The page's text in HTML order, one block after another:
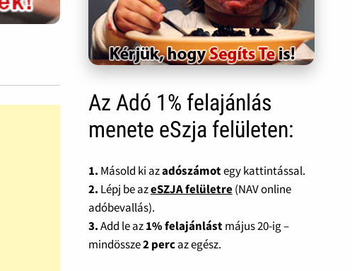
Az Adó 1% felajánlás
menete eSzja felületen:
1. Másold ki azadószámotegy kattintással.
2. Lépj be azeSZJA felületre(NAV online
adóbevallás).
3.Add le az1% felajánlástmájus 20-ig –
mindössze2 percaz egész.